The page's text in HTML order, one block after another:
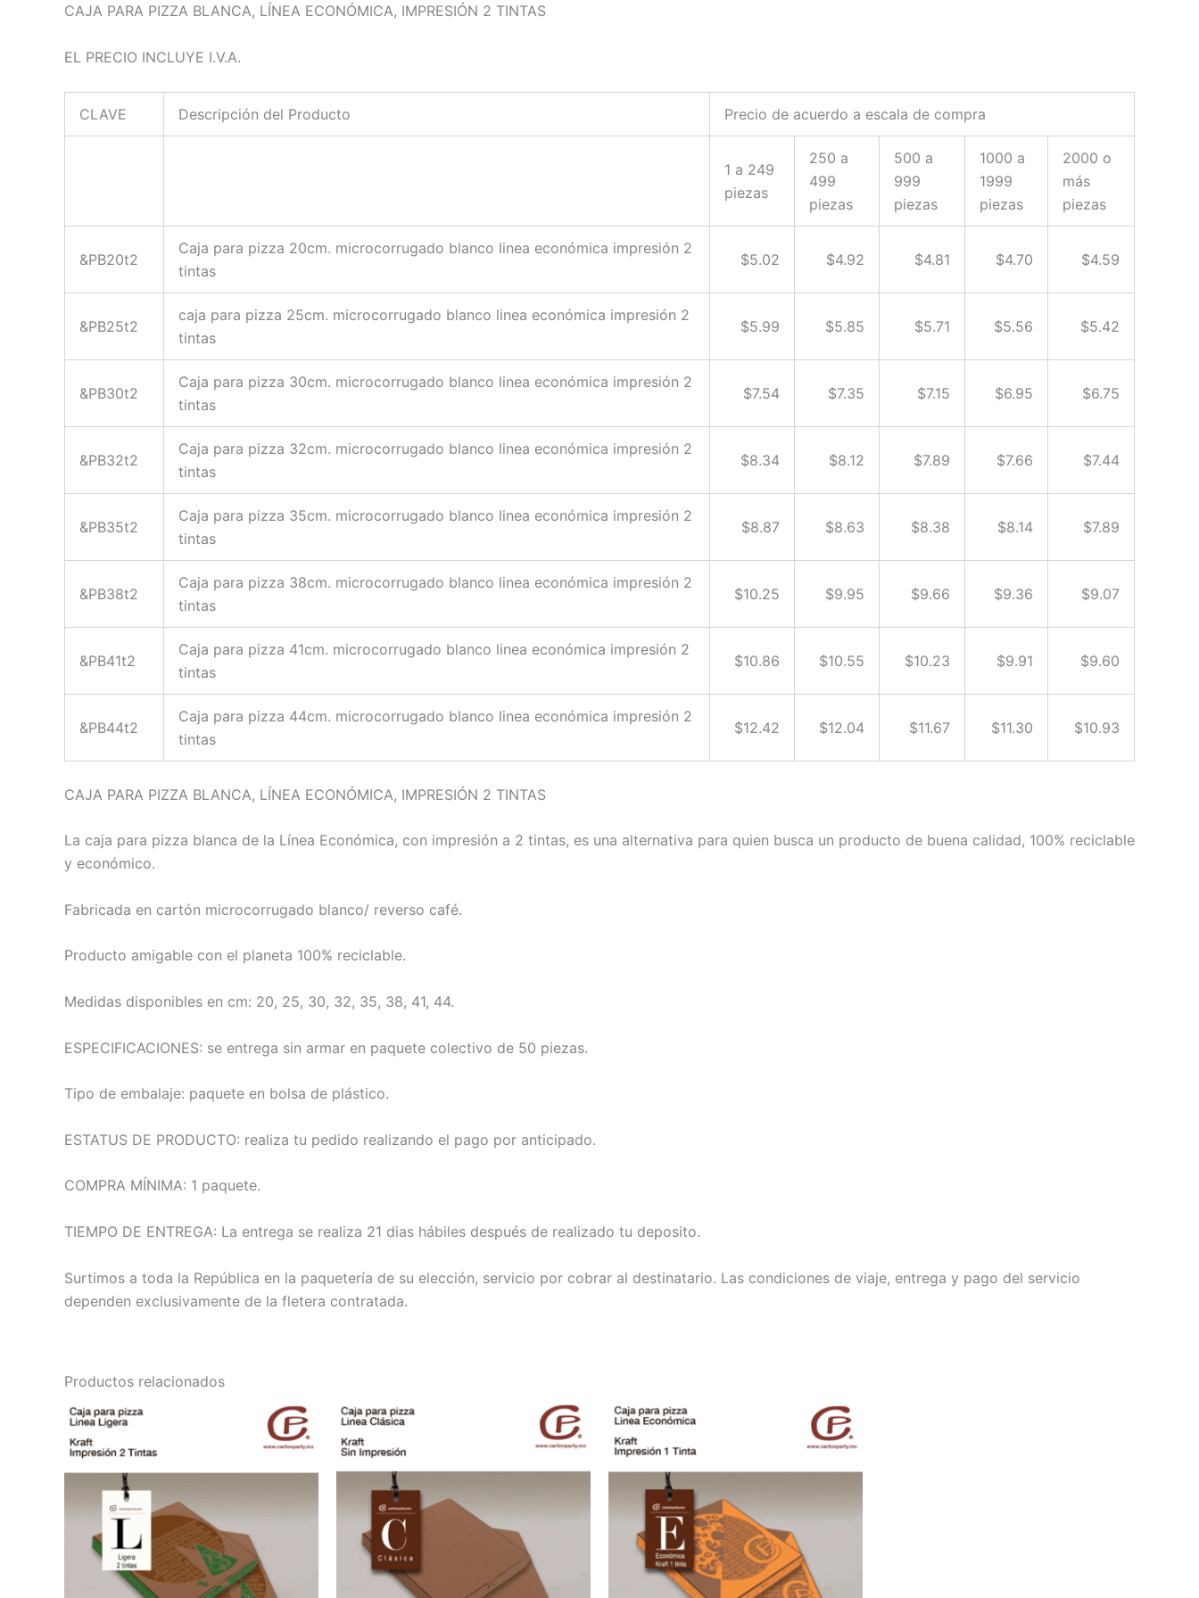
CAJA PARA PIZZA BLANCA, LÍNEA ECONÓMICA, IMPRESIÓN 2 TINTAS
EL PRECIO INCLUYE I.V.A.
CLAVE Descripción del Producto Precio de acuerdo a escala de compra
1 a 249
piezas
250 a
499
piezas
500 a
999
piezas
1000 a
1999
piezas
2000 o
más
piezas
&PB20t2
Caja para pizza 20cm. microcorrugado blanco linea económica impresión 2
tintas
$5.02 $4.92 $4.81 $4.70 $4.59
&PB25t2
caja para pizza 25cm. microcorrugado blanco linea económica impresión 2
tintas
$5.99 $5.85 $5.71 $5.56 $5.42
&PB30t2
Caja para pizza 30cm. microcorrugado blanco linea económica impresión 2
tintas
$7.54 $7.35 $7.15 $6.95 $6.75
&PB32t2
Caja para pizza 32cm. microcorrugado blanco linea económica impresión 2
tintas
$8.34 $8.12 $7.89 $7.66 $7.44
&PB35t2
Caja para pizza 35cm. microcorrugado blanco linea económica impresión 2
tintas
$8.87 $8.63 $8.38 $8.14 $7.89
&PB38t2
Caja para pizza 38cm. microcorrugado blanco linea económica impresión 2
tintas
$10.25 $9.95 $9.66 $9.36 $9.07
&PB41t2
Caja para pizza 41cm. microcorrugado blanco linea económica impresión 2
tintas
$10.86 $10.55 $10.23 $9.91 $9.60
&PB44t2
Caja para pizza 44cm. microcorrugado blanco linea económica impresión 2
tintas
$12.42 $12.04 $11.67 $11.30 $10.93
CAJA PARA PIZZA BLANCA, LÍNEA ECONÓMICA, IMPRESIÓN 2 TINTAS
La caja para pizza blanca de la Línea Económica, con impresión a 2 tintas, es una alternativa para quien busca un producto de buena calidad, 100% reciclable
y económico.
Fabricada en cartón microcorrugado blanco/ reverso café.
Producto amigable con el planeta 100% reciclable.
Medidas disponibles en cm: 20, 25, 30, 32, 35, 38, 41, 44.
ESPECIFICACIONES: se entrega sin armar en paquete colectivo de 50 piezas.
Tipo de embalaje: paquete en bolsa de plástico.
ESTATUS DE PRODUCTO: realiza tu pedido realizando el pago por anticipado.
COMPRA MÍNIMA: 1 paquete.
TIEMPO DE ENTREGA: La entrega se realiza 21 dias hábiles después de realizado tu deposito.
Surtimos a toda la República en la paquetería de su elección, servicio por cobrar al destinatario. Las condiciones de viaje, entrega y pago del servicio
dependen exclusivamente de la fletera contratada.
Productos relacionados